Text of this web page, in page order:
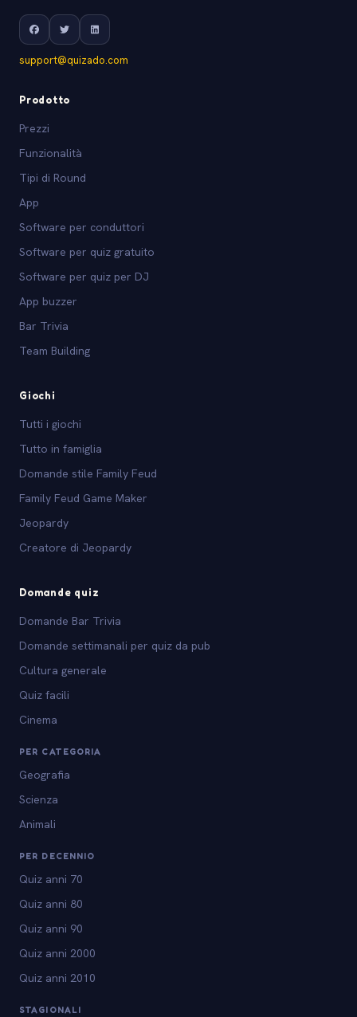
support@quizado.com
Prodotto
Prezzi
Funzionalità
Tipi di Round
App
Software per conduttori
Software per quiz gratuito
Software per quiz per DJ
App buzzer
Bar Trivia
Team Building
Giochi
Tutti i giochi
Tutto in famiglia
Domande stile Family Feud
Family Feud Game Maker
Jeopardy
Creatore di Jeopardy
Domande quiz
Domande Bar Trivia
Domande settimanali per quiz da pub
Cultura generale
Quiz facili
Cinema
PER CATEGORIA
Geografia
Scienza
Animali
PER DECENNIO
Quiz anni 70
Quiz anni 80
Quiz anni 90
Quiz anni 2000
Quiz anni 2010
STAGIONALI